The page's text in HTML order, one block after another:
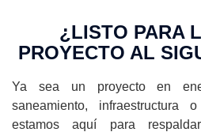
¿LISTO PARA
PROYECTO AL
Ya sea un proyecto en
saneamiento, infraestructura
estamos aquí para